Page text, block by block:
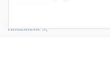
Hildastrasse 5,